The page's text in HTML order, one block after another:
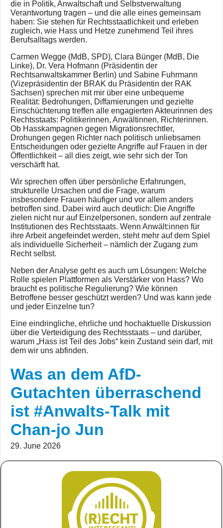
die in Politik, Anwaltschaft und Selbstverwaltung
Verantwortung tragen – und die alle eines gemeinsam
haben: Sie stehen für Rechtsstaatlichkeit und erleben
zugleich, wie Hass und Hetze zunehmend Teil ihres
Berufsalltags werden.
Carmen Wegge (MdB, SPD), Clara Bünger (MdB, Die
Linke), Dr. Vera Hofmann (Präsidentin der
Rechtsanwaltskammer Berlin) und Sabine Fuhrmann
(Vizepräsidentin der BRAK du Präsidentin der RAK
Sachsen) sprechen mit mir über eine unbequeme
Realität: Bedrohungen, Diffamierungen und gezielte
Einschüchterung treffen alle engagierten Akteurinnen des
Rechtsstaats: Politikerinnen, Anwältinnen, Richterinnen.
Ob Hasskampagnen gegen Migrationsrechtler,
Drohungen gegen Richter nach politisch unliebsamen
Entscheidungen oder gezielte Angriffe auf Frauen in der
Öffentlichkeit – all dies zeigt, wie sehr sich der Ton
verschärft hat.
Wir sprechen offen über persönliche Erfahrungen,
strukturelle Ursachen und die Frage, warum
insbesondere Frauen häufiger und vor allem anders
betroffen sind. Dabei wird auch deutlich: Die Angriffe
zielen nicht nur auf Einzelpersonen, sondern auf zentrale
Institutionen des Rechtsstaats. Wenn Anwält:innen für
ihre Arbeit angefeindet werden, steht mehr auf dem Spiel
als individuelle Sicherheit – nämlich der Zugang zum
Recht selbst.
Neben der Analyse geht es auch um Lösungen: Welche
Rolle spielen Plattformen als Verstärker von Hass? Wo
braucht es politische Regulierung? Wie können
Betroffene besser geschützt werden? Und was kann jede
und jeder Einzelne tun?
Eine eindringliche, ehrliche und hochaktuelle Diskussion
über die Verteidigung des Rechtsstaats – und darüber,
warum „Hass ist Teil des Jobs“ kein Zustand sein darf, mit
dem wir uns abfinden.
Was an dem AfD-
Gutachten überraschend
ist #Anwalts-Talk mit
Chan-jo Jun
29. June 2026